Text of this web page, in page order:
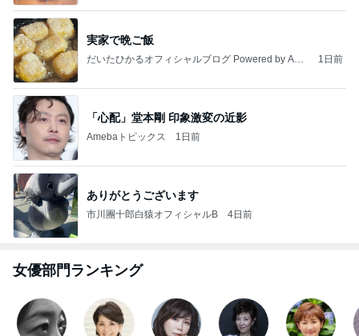
実家で晩ご飯
だいたひかるオフィシャルブログ Powered by Ame
1日前
「心配」堂本剛 印象激変の近影
Amebaトピックス 1日前
ありがとうございます
市川團十郎白猿オフィシャルB 4日前
女優部門ランキング